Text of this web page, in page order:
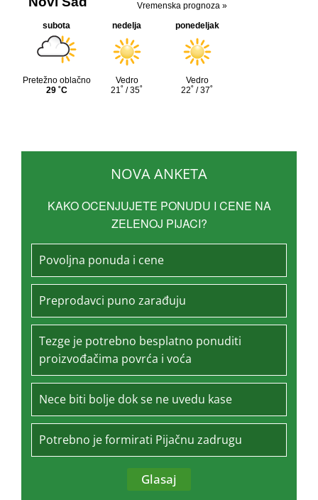
NOVA ANKETA
KAKO OCENJUJETE PONUDU I CENE NA
ZELENOJ PIJACI?
Povoljna ponuda i cene
Preprodavci puno zarađuju
Tezge je potrebno besplatno ponuditi
proizvođačima povrća i voća
Nece biti bolje dok se ne uvedu kase
Potrebno je formirati Pijačnu zadrugu